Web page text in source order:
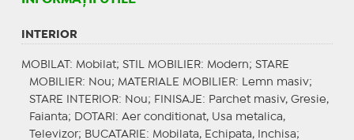
INTERIOR
MOBILAT : Mobilat; STIL MOBILIER: Modern; STARE
MOBILIER: Nou; MATERIALE MOBILIER: Lemn masiv;
STARE INTERIOR: Nou; FINISAJE : Parchet masiv, Gresie,
Faianta;
DOTARI : Aer conditionat, Usa metalica,
Televizor; BUCATARIE : Mobilata, Echipata, Inchisa;